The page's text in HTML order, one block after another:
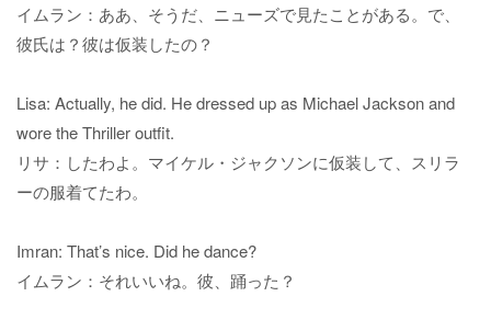
イムラン：ああ、そうだ、ニューズで見たことがある。で、
彼氏は？彼は仮装したの？
Lisa: Actually, he did. He dressed up as Michael Jackson and
wore the Thriller outfit.
リサ：したわよ。マイケル・ジャクソンに仮装して、スリラ
ーの服着てたわ。
Imran: That’s nice. Did he dance?
イムラン：それいいね。彼、踊った？